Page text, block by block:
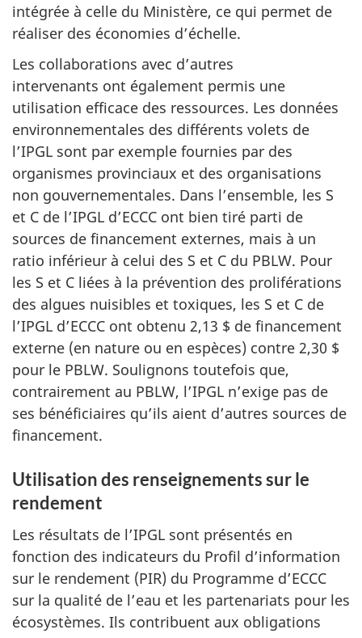
intégrée à celle du Ministère, ce qui permet de
réaliser des économies d’échelle.
Les collaborations avec d’autres
intervenants ont également permis une
utilisation efficace des ressources. Les données
environnementales des différents volets de
l’IPGL sont par exemple fournies par des
organismes provinciaux et des organisations
non gouvernementales. Dans l’ensemble, les S
et C de l’IPGL d’ECCC ont bien tiré parti de
sources de financement externes, mais à un
ratio inférieur à celui des S et C du PBLW. Pour
les S et C liées à la prévention des proliférations
des algues nuisibles et toxiques, les S et C de
l’IPGL d’ECCC ont obtenu 2,13 $ de financement
externe (en nature ou en espèces) contre 2,30 $
pour le PBLW. Soulignons toutefois que,
contrairement au PBLW, l’IPGL n’exige pas de
ses bénéficiaires qu’ils aient d’autres sources de
financement.
Utilisation des renseignements sur le
rendement
Les résultats de l’IPGL sont présentés en
fonction des indicateurs du Profil d’information
sur le rendement (PIR) du Programme d’ECCC
sur la qualité de l’eau et les partenariats pour les
écosystèmes. Ils contribuent aux obligations